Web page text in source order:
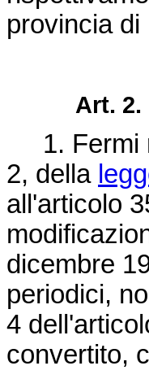
provincia
Art. 2.
1. Fermi
2, della
all'articolo
dicembre
periodici,
4
convertito,